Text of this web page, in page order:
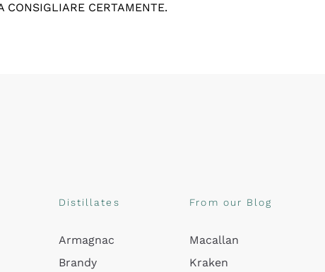
CONSIGLIARE CERTAMENTE.
Distillates
Armagnac
Brandy
From our Blog
Macallan
Kraken